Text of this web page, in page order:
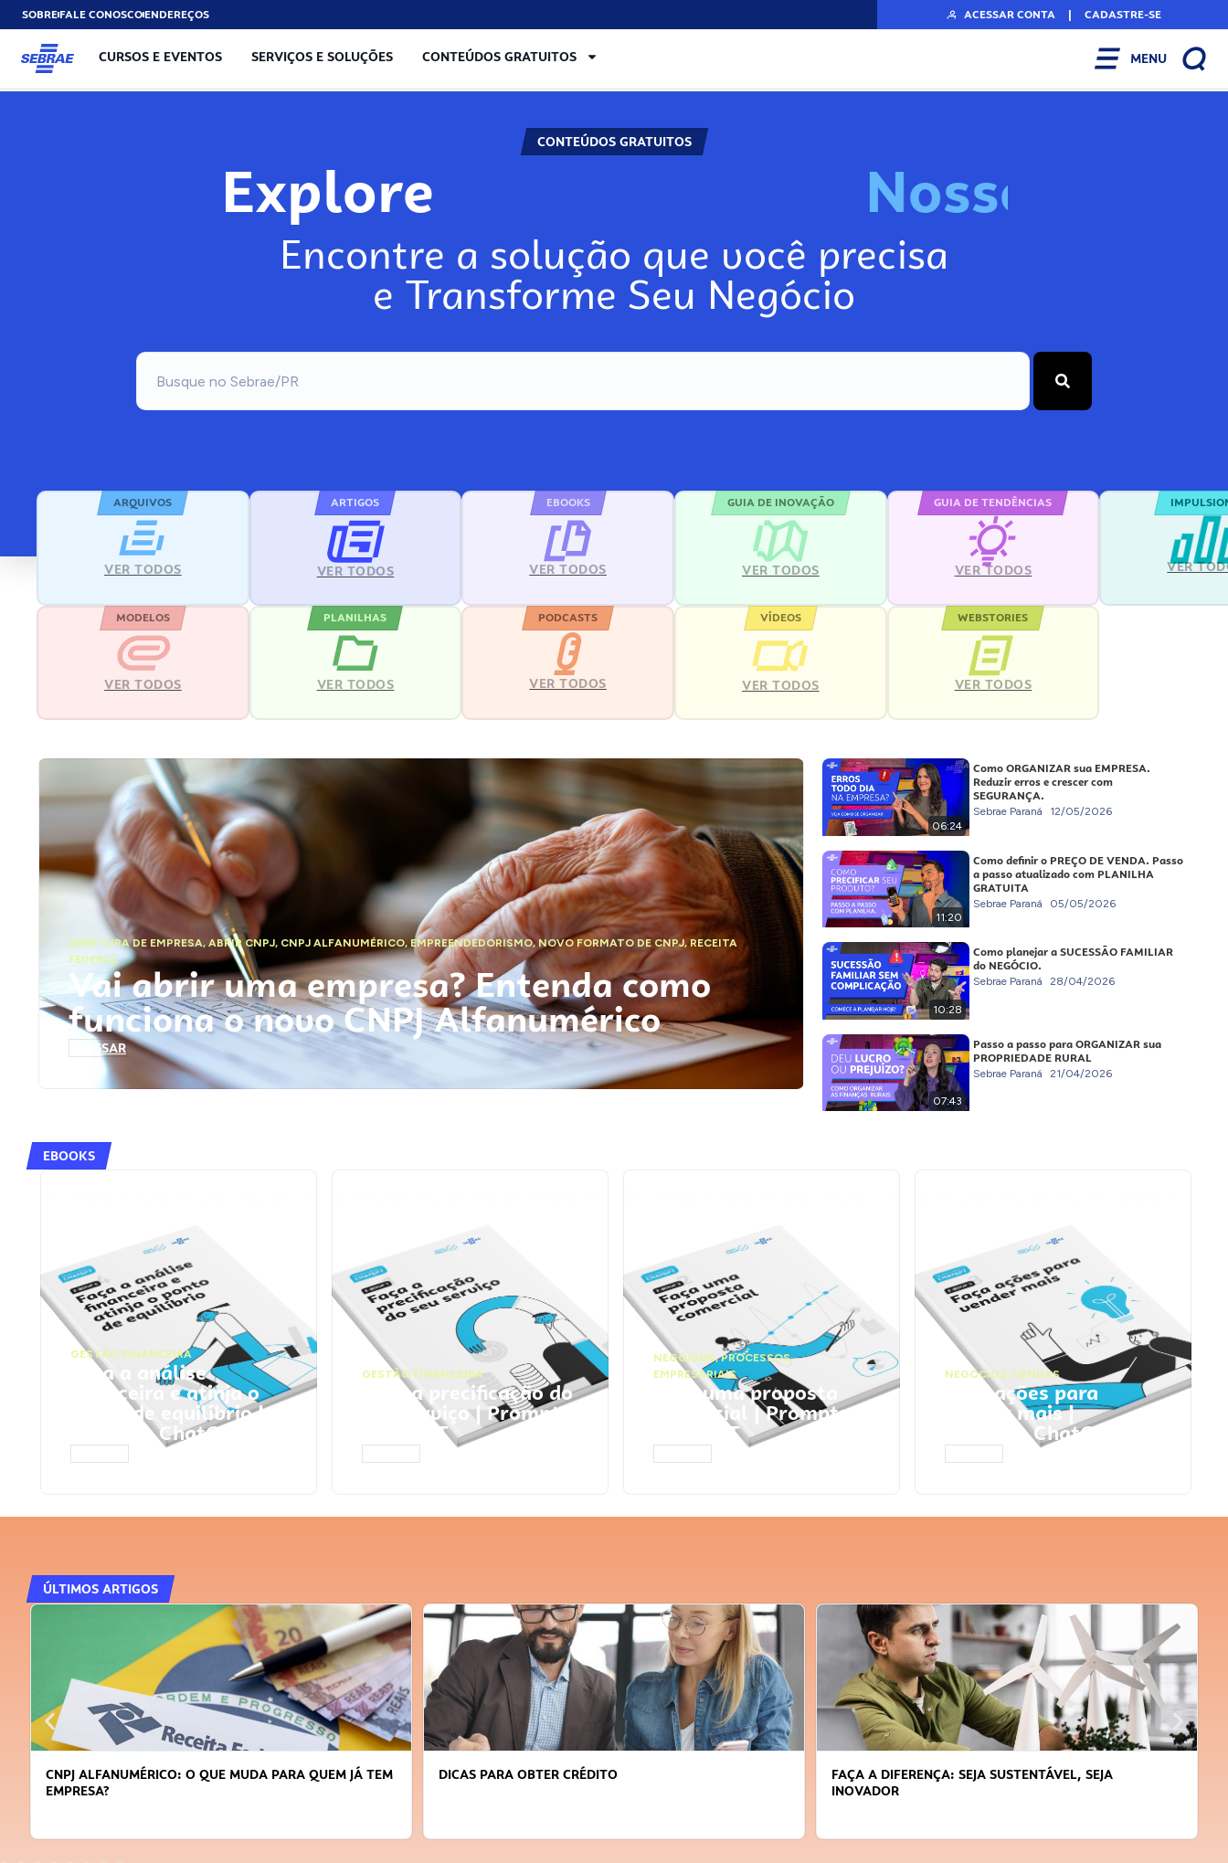
SOBREFALE CONOSCOENDEREÇOS ACESSAR CONTA | CADASTRE-SE
CURSOS E EVENTOS SERVIÇOS E SOLUÇÕES CONTEÚDOS GRATUITOS MENU
CONTEÚDOS GRATUITOS
Explore Nosso
Encontre a solução que você precisa
e Transforme Seu Negócio
ARQUIVOS
VER TODOS
ARTIGOS
VER TODOS
EBOOKS
VER TODOS
GUIA DE INOVAÇÃO
VER TODOS
GUIA DE TENDÊNCIAS
VER TODOS VER
MODELOS
VER TODOS
PLANILHAS
VER TODOS
PODCASTS
VER TODOS
VÍDEOS
VER TODOS
WEBSTORIES
VER TODOS
ABERTURA DE EMPRESA,ABRIR CNPJ, CNPJ ALFANUMÉRICO, EMPREENDEDORISMO,NOVO FORMATO DE CNPJ,RECEITA
FEDERAL
Vai abrir uma empresa? Entenda como
funciona o novo CNPJ Alfanumérico
ACESSAR
06:24
Como ORGANIZAR sua EMPRESA.
Reduzir erros e crescer com
SEGURANÇA.
Sebrae Paraná 12/05/2026
11:20
Como definir o PREÇO DE VENDA. Passo
a passo atualizado com PLANILHA
GRATUITA
Sebrae Paraná 05/05/2026
10:28
Como planejar a SUCESSÃO FAMILIAR
do NEGÓCIO.
Sebrae Paraná 28/04/2026
07:43
Passo a passo para ORGANIZAR sua
PROPRIEDADE RURAL
Sebrae Paraná 21/04/2026
EBOOKS
GESTÃO FINANCEIRA
Faça a análise
financeira e atinja o
ponto de equilíbrio |
Prompts ChatGPT
GESTÃO FINANCEIRA
Faça a precificação do
seu serviço | Prompts
ChatGPT
NEGÓCIOS,PROCESSOS
EMPRESARIAIS
Faça uma proposta
comercial | Prompts
ChatGPT
NEGÓCIOS, VENDAS
Faça ações para
vender mais |
Prompts ChatGPT
ÚLTIMOS ARTIGOS
CNPJ ALFANUMÉRICO: O QUE MUDA PARA QUEM JÁ TEM
EMPRESA?
DICAS PARA OBTER CRÉDITO
FAÇA A DIFERENÇA: SEJA SUSTENTÁVEL, SEJA
INOVADOR